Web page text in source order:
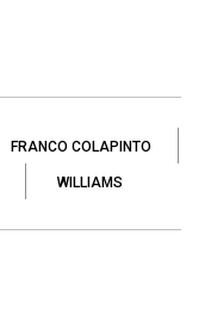
FRANCO COLAPINTO
WILLIAMS